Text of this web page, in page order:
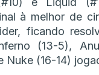
à melhor de
ficando
(13-5),
Nuke (16-14)